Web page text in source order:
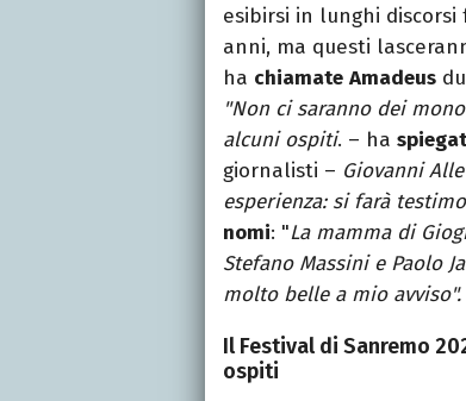
esibirsi in lunghi
anni, ma questi
ha chiamate Amadeus
"Non ci saranno dei
alcuni ospiti. – ha
giornalisti – Giovanni
esperienza: si farà
nomi: "La mamma di
Stefano Massini e Paolo
molto belle a mio avviso".
Il Festival di Sanremo
ospiti